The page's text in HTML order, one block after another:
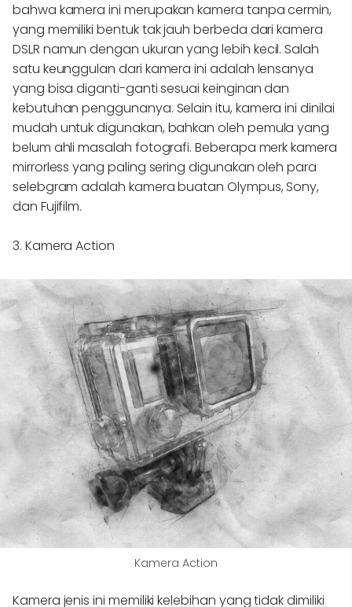
bahwa kamera ini merupakan kamera tanpa cermin,
yang memiliki bentuk tak jauh berbeda dari kamera
DSLR namun dengan ukuran yang lebih kecil. Salah
satu keunggulan dari kamera ini adalah lensanya
yang bisa diganti-ganti sesuai keinginan dan
kebutuhan penggunanya. Selain itu, kamera ini dinilai
mudah untuk digunakan, bahkan oleh pemula yang
belum ahli masalah fotografi. Beberapa merk kamera
mirrorless yang paling sering digunakan oleh para
selebgram adalah kamera buatan Olympus, Sony,
dan Fujifilm.
3. Kamera Action
Kamera Action
Kamera jenis ini memiliki kelebihan yang tidak dimiliki